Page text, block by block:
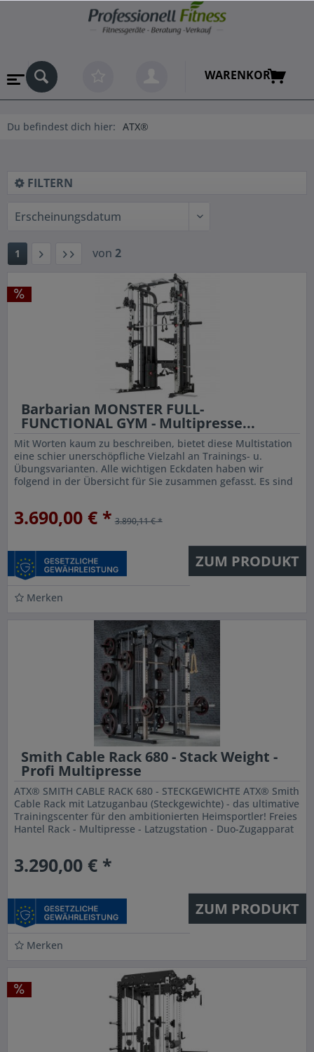
WARENKORB
Du befindest dich hier: ATX®
FILTERN
1 von 2
Barbarian MONSTER FULL-
FUNCTIONAL GYM - Multipresse...
Mit Worten kaum zu beschreiben, bietet diese Multistation
eine schier unerschöpfliche Vielzahl an Trainings- u.
Übungsvarianten. Alle wichtigen Eckdaten haben wir
folgend in der Übersicht für Sie zusammen gefasst. Es sind
3.690,00 € * 3.890,11 € *
ZUM PRODUKT
Merken
Smith Cable Rack 680 - Stack Weight -
Profi Multipresse
ATX® SMITH CABLE RACK 680 - STECKGEWICHTE ATX® Smith
Cable Rack mit Latzuganbau (Steckgewichte) - das ultimative
Trainingscenter für den ambitionierten Heimsportler! Freies
Hantel Rack - Multipresse - Latzugstation - Duo-Zugapparat
3.290,00 € *
ZUM PRODUKT
Merken